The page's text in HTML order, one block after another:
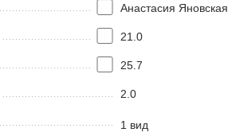
Анастасия Яновская
21.0
25.7
2.0
1 вид